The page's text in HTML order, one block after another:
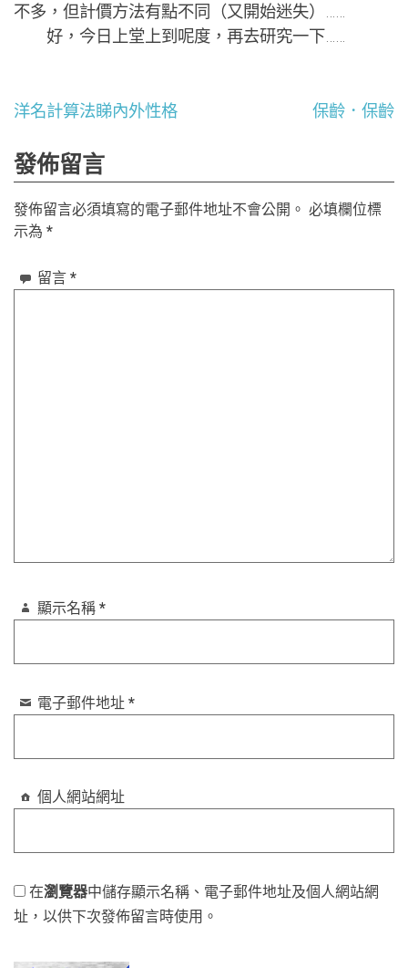
不多，但計價方法有點不同（又開始迷失）……
好，今日上堂上到呢度，再去研究一下……
文
章
導
覽
洋名計算法睇內外性格 保齡．保齡
發佈留言
發佈留言必須填寫的電子郵件地址不會公開。 必填欄位標
示為 *
留言 *
顯示名稱 *
電子郵件地址 *
個人網站網址
在瀏覽器中儲存顯示名稱、電子郵件地址及個人網站網
址，以供下次發佈留言時使用。